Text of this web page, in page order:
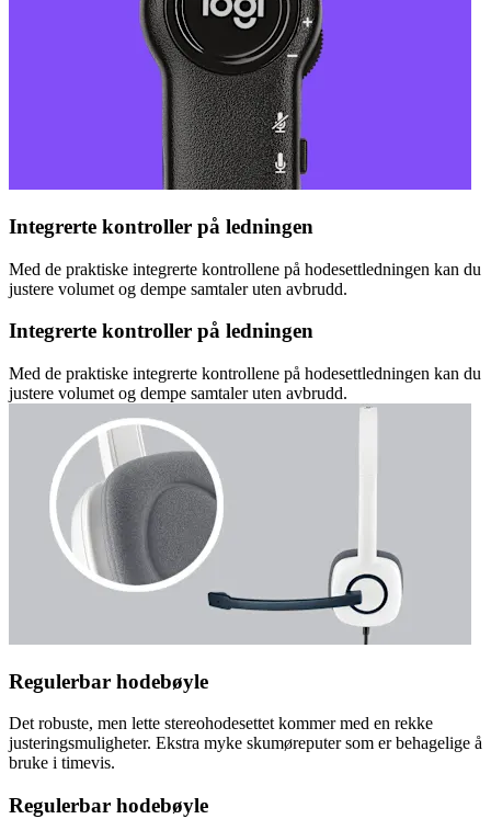
Integrerte kontroller på ledningen
Med de praktiske integrerte kontrollene på hodesettledningen kan du
justere volumet og dempe samtaler uten avbrudd.
Integrerte kontroller på ledningen
Med de praktiske integrerte kontrollene på hodesettledningen kan du
justere volumet og dempe samtaler uten avbrudd.
Regulerbar hodebøyle
Det robuste, men lette stereohodesettet kommer med en rekke
justeringsmuligheter. Ekstra myke skumøreputer som er behagelige å
bruke i timevis.
Regulerbar hodebøyle